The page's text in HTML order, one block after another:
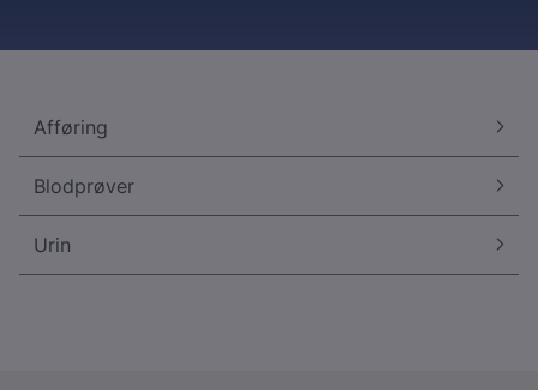
Afføring
Blodprøver
Urin